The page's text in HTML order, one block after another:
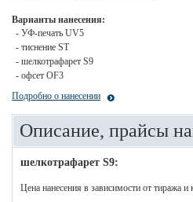
Варианты нанесения:
- УФ-печать UV5
- тиснение ST
- шелкотрафарет S9
- офсет OF3
Подробно о нанесении
Описание, прайсы
шелкотрафарет S9:
Цена нанесения в зависимости от тиража и